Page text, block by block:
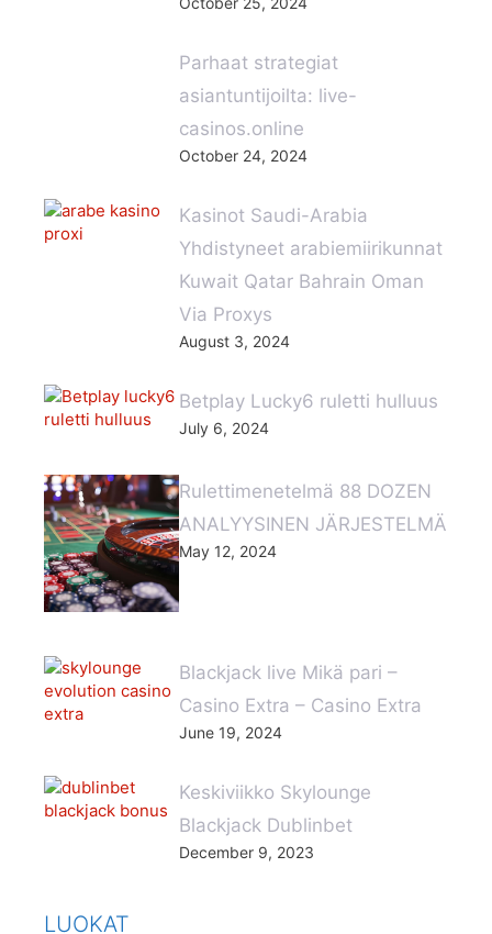
Parhaat strategiat
asiantuntijoilta: live-
casinos.online
October 24, 2024
Kasinot Saudi-Arabia
Yhdistyneet arabiemiirikunnat
Kuwait Qatar Bahrain Oman
Via Proxys
August 3, 2024
Betplay Lucky6 ruletti hulluus
July 6, 2024
Rulettimenetelmä 88 DOZEN
ANALYYSINEN JÄRJESTELMÄ
May 12, 2024
Blackjack live Mikä pari –
Casino Extra – Casino Extra
June 19, 2024
Keskiviikko Skylounge
Blackjack Dublinbet
December 9, 2023
LUOKAT